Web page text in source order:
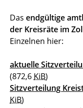
Das endgültige
der Kreisräte im
Einzelnen hier:
aktuelle
(872,6 KiB)
Sitzverteilung
KiB)